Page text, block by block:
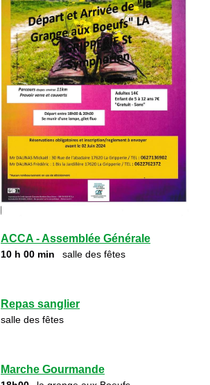
ACCA - Assemblée Générale
10 h 00 min salle des fêtes
Repas sanglier
salle des fêtes
Marche Gourmande